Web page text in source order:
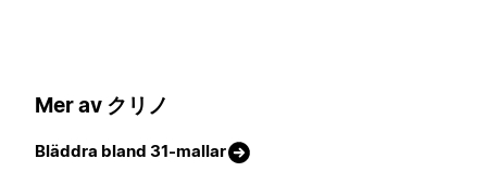
Mer av クリノ
Bläddra bland 31-mallar